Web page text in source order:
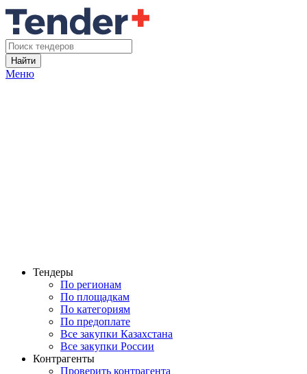
Найти
Меню
Тендеры
По регионам
По площадкам
По категориям
По предоплате
Все закупки Казахстана
Все закупки России
Контрагенты
Проверить контрагента